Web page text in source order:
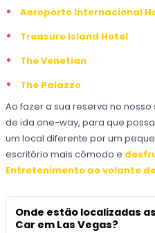
Aeroporto Internacional
Treasure Island Hotel
The Venetian
The Palazzo
Ao fazer a sua reserva no
de ida one-way, para que
um local diferente por um
escritório mais cómodo e
Entretenimento ao volante
Onde estão localizadas
Car em Las Vegas?